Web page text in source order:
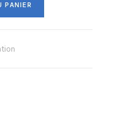
PANIER